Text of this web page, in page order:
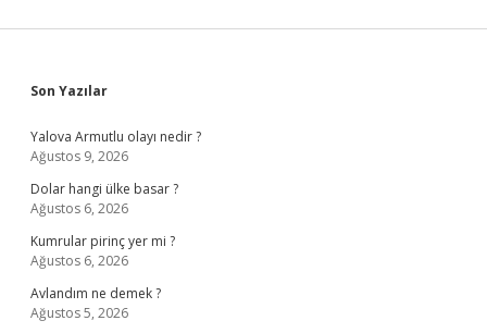
Sidebar
Son Yazılar
Yalova Armutlu olayı nedir ?
Ağustos 9, 2026
Dolar hangi ülke basar ?
Ağustos 6, 2026
Kumrular pirinç yer mi ?
Ağustos 6, 2026
Avlandım ne demek ?
Ağustos 5, 2026